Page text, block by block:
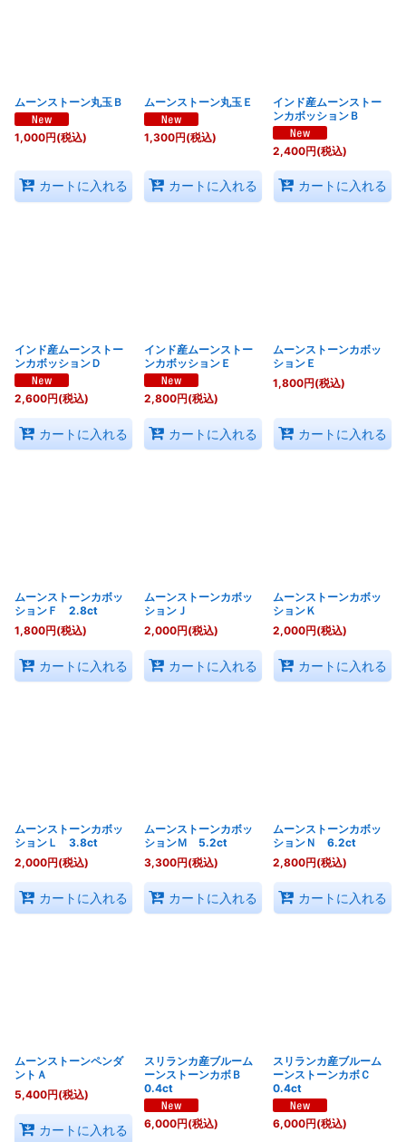
ムーンストーン丸玉Ｂ
1,000円(税込)
カートに入れる
ムーンストーン丸玉Ｅ
1,300円(税込)
カートに入れる
インド産ムーンストー
ンカボッションＢ
2,400円(税込)
カートに入れる
インド産ムーンストー
ンカボッションＤ
2,600円(税込)
カートに入れる
インド産ムーンストー
ンカボッションＥ
2,800円(税込)
カートに入れる
ムーンストーンカボッ
ションＥ
1,800円(税込)
カートに入れる
ムーンストーンカボッ
ションＦ 2.8ct
1,800円(税込)
カートに入れる
ムーンストーンカボッ
ションＪ
2,000円(税込)
カートに入れる
ムーンストーンカボッ
ションＫ
2,000円(税込)
カートに入れる
ムーンストーンカボッ
ションＬ 3.8ct
2,000円(税込)
カートに入れる
ムーンストーンカボッ
ションＭ 5.2ct
3,300円(税込)
カートに入れる
ムーンストーンカボッ
ションＮ 6.2ct
2,800円(税込)
カートに入れる
ムーンストーンペンダ
ントＡ
5,400円(税込)
カートに入れる
スリランカ産ブルーム
ーンストーンカボＢ
0.4ct
6,000円(税込)
スリランカ産ブルーム
ーンストーンカボＣ
0.4ct
6,000円(税込)